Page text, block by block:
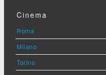
Cinema
Roma
Milano
Torino